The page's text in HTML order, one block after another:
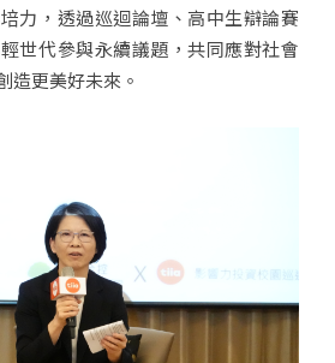
力，透過巡迴論壇、高中生辯論賽
世代參與永續議題，共同應對社會
造更美好未來。